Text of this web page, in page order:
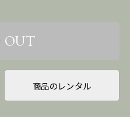
商品のレンタル